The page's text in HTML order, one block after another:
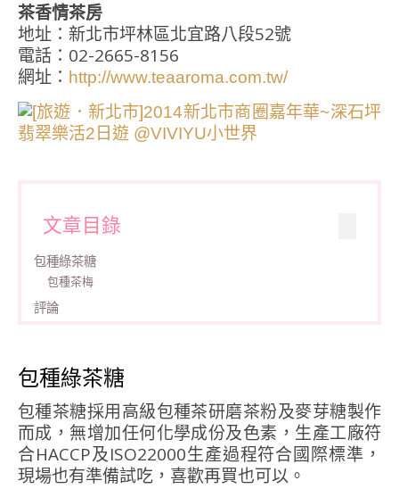
茶香情茶房
地址：新北市坪林區北宜路八段52號
電話：02-2665-8156
網址： http://www.teaaroma.com.tw/
文章目錄
包種綠茶糖
包種茶梅
評論
包種綠茶糖
包種茶糖採用高級包種茶研磨茶粉及麥芽糖製作
而成，無增加任何化學成份及色素，生產工廠符
合HACCP及ISO22000生產過程符合國際標準，
現場也有準備試吃，喜歡再買也可以。